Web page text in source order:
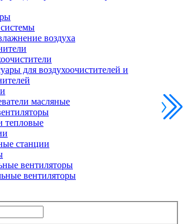
воздуха
для воздухоочистителей и
масляные
тепловые
станции
вентиляторы
вентиляторы